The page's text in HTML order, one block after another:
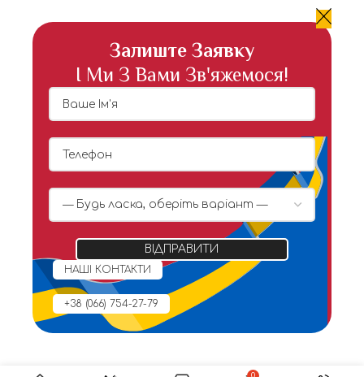
0
Залиште Заявку
І Ми З Вами Зв'яжемося!
НАШІ КОНТАКТИ
+38 (066) 754-27-79